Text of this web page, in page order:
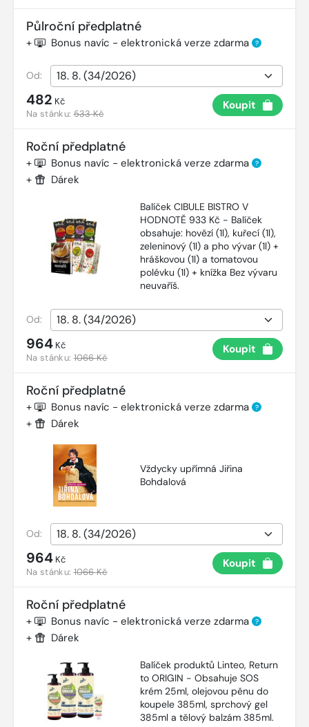
Půlroční předplatné
+ Bonus navíc - elektronická verze zdarma ?
Od:
482 Kč
Na stánku:533 Kč
Koupit
Roční předplatné
+ Bonus navíc - elektronická verze zdarma ?
+ Dárek
Balíček CIBULE BISTRO V
HODNOTĚ 933 Kč - Balíček
obsahuje: hovězí (1l), kuřecí (1l),
zeleninový (1l) a pho vývar (1l) +
hráškovou (1l) a tomatovou
polévku (1l) + knížka Bez vývaru
neuvaříš.
Od:
964 Kč
Na stánku:1066 Kč
Koupit
Roční předplatné
+ Bonus navíc - elektronická verze zdarma ?
+ Dárek
Vždycky upřímná Jiřina
Bohdalová
Od:
964 Kč
Na stánku:1066 Kč
Koupit
Roční předplatné
+ Bonus navíc - elektronická verze zdarma ?
+ Dárek
Balíček produktů Linteo, Return
to ORIGIN - Obsahuje SOS
krém 25ml, olejovou pěnu do
koupele 385ml, sprchový gel
385ml a tělový balzám 385ml.